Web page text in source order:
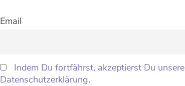
Email
Indem Du fortfährst, akzeptierst Du unsere
Datenschutzerklärung.